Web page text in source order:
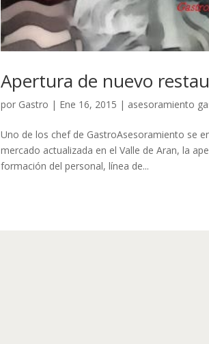
Apertura de nuevo
por Gastro | Ene 16, 2015 | asesoramiento
Uno de los chef de GastroAsesoramiento se
mercado actualizada en el Valle de Aran, la
formación del personal, línea de...